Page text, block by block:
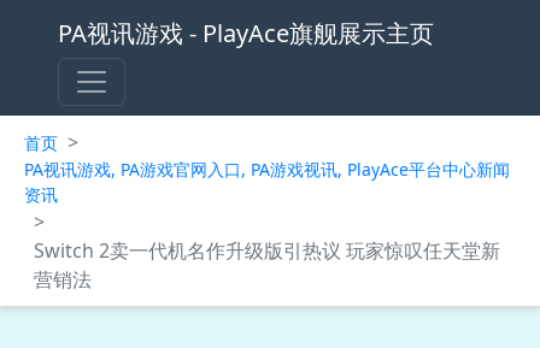
PA视讯游戏 - PlayAce旗舰展示主页
首页 >
PA视讯游戏, PA游戏官网入口, PA游戏视讯, PlayAce平台中心新闻
资讯
>
Switch 2卖一代机名作升级版引热议 玩家惊叹任天堂新
营销法